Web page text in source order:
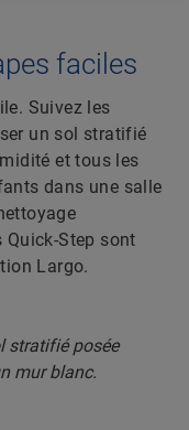
faciles
Suivez les
un sol stratifié
et tous les
dans une salle
Step sont
Largo.